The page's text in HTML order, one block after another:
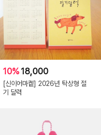
10%18,000
[신이어마켙] 2026년 탁상형 절
기 달력